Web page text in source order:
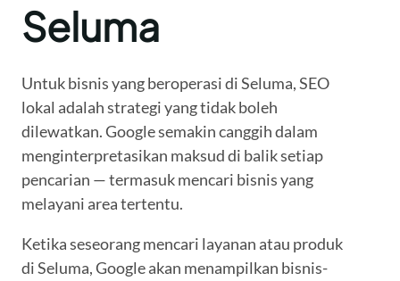
Seluma
Untuk bisnis yang beroperasi di Seluma, SEO
lokal adalah strategi yang tidak boleh
dilewatkan. Google semakin canggih dalam
menginterpretasikan maksud di balik setiap
pencarian — termasuk mencari bisnis yang
melayani area tertentu.
Ketika seseorang mencari layanan atau produk
di Seluma, Google akan menampilkan bisnis-